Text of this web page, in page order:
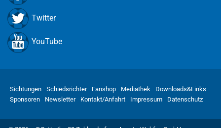
Twitter
YouTube
Sichtungen Schiedsrichter Fanshop Mediathek
Downloads&Links
Sponsoren
Newsletter Kontakt/Anfahrt Impressum Datenschutz